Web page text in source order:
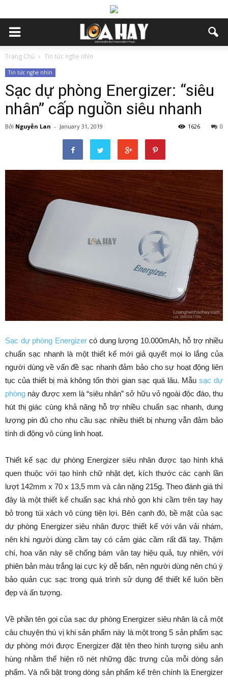
Trang Chủ Tin tức nghe nhìn
Tin tức nghe nhìn
Sạc dự phòng Energizer: “siêu
nhân” cấp nguồn siêu nhanh
Bởi Nguyễn Lan - January 31, 2019 0
1626
Sạc dự phòng Energizercó dung lượng 10.000mAh, hỗ trợ nhiều
chuẩn sạc nhanh là một thiết kế mới giả quyết mọi lo lắng của
người dùng về vấn đề sạc nhanh đảm bảo cho sự hoạt động liên
tục của thiết bị mà không tốn thời gian sạc quá lâu. Mẫu sạc dự
phòng này được xem là “siêu nhân” sở hữu vỏ ngoài độc đáo, thu
hút thị giác cùng khả năng hỗ trợ nhiều chuẩn sạc nhanh, dung
lượng pin đủ cho nhu cầu sạc nhiều thiết bị nhưng vẫn đảm bảo
tính di động vô cùng linh hoạt.
Thiết kế sạc dự phòng Energizer siêu nhân được tạo hình khá
quen thuộc với tạo hình chữ nhật dẹt, kích thước các cạnh lần
lượt 142mm x 70 x 13,5 mm và cân nặng 215g. Theo đánh giá thì
đây là một thiết kế chuẩn sạc khá nhỏ gọn khi cầm trên tay hay
bỏ trong túi xách vô cùng tiện lợi. Bên cạnh đó, bề mặt của sạc
dự phòng Energizer siêu nhân được thiết kế với vân vải nhám,
nên khi người dùng cầm tay có cảm giác cầm rất đã tay. Thậm
chí, hoa văn này sẽ chống bám vân tay hiệu quả, tuy nhiên, với
phiên bản màu trắng lại cực kỳ dễ bẩn, nên người dùng nên chú ý
bảo quản cục sạc trong quá trình sử dụng để thiết kế luôn bền
đẹp và ấn tượng.
Về phần tên gọi của sạc dự phòng Energizer siêu nhân là cả một
câu chuyện thú vị khi sản phẩm này là một trong 5 sản phẩm sạc
dự phòng mới được Energizer đặt tên theo hình tượng siêu anh
hùng nhằm thể hiện rõ nét những đặc trưng của mỗi dòng sản
phẩm. Và nổi bật trong dòng sản phẩm kể trên chính là Energizer